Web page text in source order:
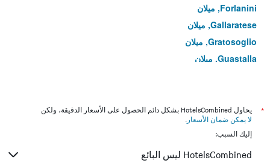
Forlanini, ميلان
Gallaratese, ميلان
Gratosoglio, ميلان
Guastalla, ميلان
Rogoredo, ميلان
Zona Magenta, ميلان
*
يحاول HotelsCombined بشكل دائم الحصول على الأسعار الدقيقة، ولكن
لا يمكن ضمان الأسعار .
إليك السبب:
HotelsCombined ليس البائع